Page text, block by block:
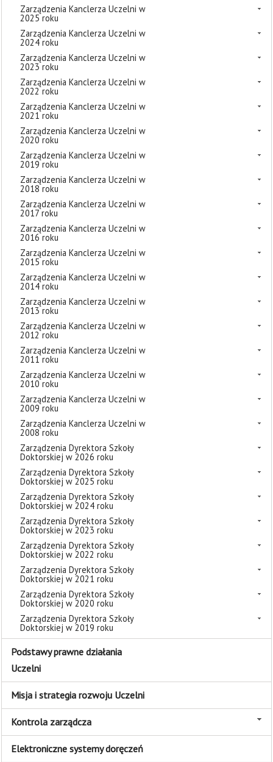
Zarządzenia Kanclerza Uczelni w
2025 roku
Zarządzenia Kanclerza Uczelni w
2024 roku
Zarządzenia Kanclerza Uczelni w
2023 roku
Zarządzenia Kanclerza Uczelni w
2022 roku
Zarządzenia Kanclerza Uczelni w
2021 roku
Zarządzenia Kanclerza Uczelni w
2020 roku
Zarządzenia Kanclerza Uczelni w
2019 roku
Zarządzenia Kanclerza Uczelni w
2018 roku
Zarządzenia Kanclerza Uczelni w
2017 roku
Zarządzenia Kanclerza Uczelni w
2016 roku
Zarządzenia Kanclerza Uczelni w
2015 roku
Zarządzenia Kanclerza Uczelni w
2014 roku
Zarządzenia Kanclerza Uczelni w
2013 roku
Zarządzenia Kanclerza Uczelni w
2012 roku
Zarządzenia Kanclerza Uczelni w
2011 roku
Zarządzenia Kanclerza Uczelni w
2010 roku
Zarządzenia Kanclerza Uczelni w
2009 roku
Zarządzenia Kanclerza Uczelni w
2008 roku
Zarządzenia Dyrektora Szkoły
Doktorskiej w 2026 roku
Zarządzenia Dyrektora Szkoły
Doktorskiej w 2025 roku
Zarządzenia Dyrektora Szkoły
Doktorskiej w 2024 roku
Zarządzenia Dyrektora Szkoły
Doktorskiej w 2023 roku
Zarządzenia Dyrektora Szkoły
Doktorskiej w 2022 roku
Zarządzenia Dyrektora Szkoły
Doktorskiej w 2021 roku
Zarządzenia Dyrektora Szkoły
Doktorskiej w 2020 roku
Zarządzenia Dyrektora Szkoły
Doktorskiej w 2019 roku
Podstawy prawne działania
Uczelni
Misja i strategia rozwoju Uczelni
Kontrola zarządcza
Elektroniczne systemy doręczeń